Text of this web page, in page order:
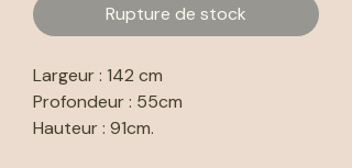
Rupture de stock
Largeur : 142 cm
Profondeur : 55cm
Hauteur : 91cm.